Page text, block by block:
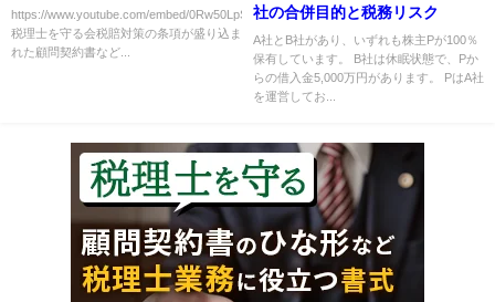
https://www.youtube.com/embed/0Rw50LpS_Ok
税理士を守る会税賠対策の条項が盛り込ま
れた顧問契約書など...
社の合併目的と税務リスク
A社とB社があり、いずれも株主Pが100％
保有しています。 B社は休眠状態で、Pか
らの借入金5,000万円があります。 PはA社
を運営してお...